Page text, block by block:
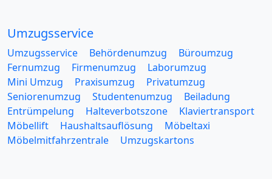
Umzugsservice
Umzugsservice Behördenumzug
Büroumzug
Fernumzug
Firmenumzug
Laborumzug
Mini Umzug
Praxisumzug
Privatumzug
Seniorenumzug
Studentenumzug
Beiladung
Entrümpelung
Halteverbotszone
Klaviertransport
Möbellift
Haushaltsauflösung
Möbeltaxi
Möbelmitfahrzentrale
Umzugskartons